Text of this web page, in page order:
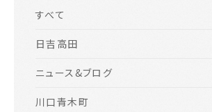
すべて
日吉高田
ニュース&ブログ
川口青木町